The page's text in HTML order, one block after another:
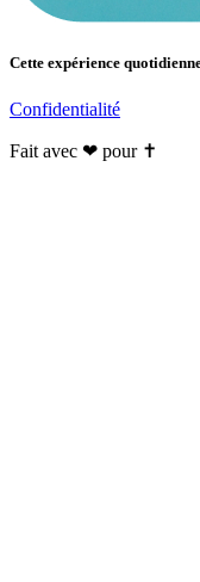
Cette expérience
Confidentialité
Fait avec ❤ pour ✝️️